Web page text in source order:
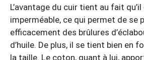
L’avantage du cuir tient au fait
imperméable, ce qui permet de se
efficacement des brûlures
d’huile. De plus, il se tient bien en
la taille. Le coton, quant à lui,